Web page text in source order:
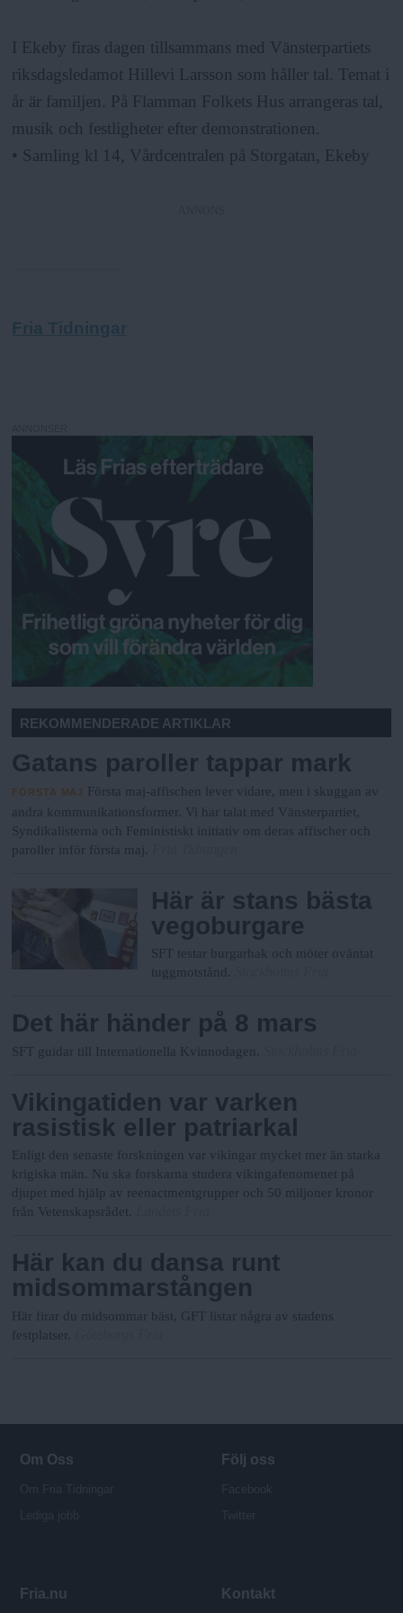
I Ekeby firas dagen tillsammans med Vänsterpartiets
riksdagsledamot Hillevi Larsson som håller tal. Temat i
år är familjen. På Flamman Folkets Hus arrangeras tal,
musik och festligheter efter demonstrationen.
• Samling kl 14, Vårdcentralen på Storgatan, Ekeby
Fria Tidningar
REKOMMENDERADE ARTIKLAR
Gatans paroller tappar mark
FÖRSTA MAJ
Första maj-affischen lever vidare, men i skuggan av
andra kommunikationsformer. Vi har talat med Vänsterpartiet,
Syndikalisterna och Feministiskt initiativ om deras affischer och
paroller inför första maj.
Här är stans bästa
vegoburgare
SFT testar burgarhak och möter oväntat
tuggmotstånd.
Det här händer på 8 mars
SFT guidar till Internationella Kvinnodagen.
Vikingatiden var varken
rasistisk eller patriarkal
Enligt den senaste forskningen var vikingar mycket mer än starka
krigiska män. Nu ska forskarna studera vikingafenomenet på
djupet med hjälp av reenactmentgrupper och 50 miljoner kronor
från Vetenskapsrådet.
Här kan du dansa runt
midsommarstången
Här firar du midsommar bäst, GFT listar några av stadens
festplatser.
Om Oss Följ oss
Fria.nu Kontakt